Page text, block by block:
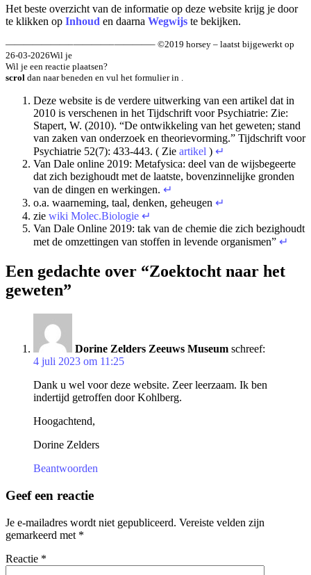
Het beste overzicht van de informatie op deze website krijg je door
te klikken op Inhoud en daarna Wegwijs te bekijken.
———————–————–————– ©2019 horsey – laatst bijgewerkt op
26-03-2026Wil je
Wil je een reactie plaatsen?
scrol dan naar beneden en vul het formulier in .
Deze website is de verdere uitwerking van een artikel dat in
2010 is verschenen in het Tijdschrift voor Psychiatrie: Zie:
Stapert, W. (2010). “De ontwikkeling van het geweten; stand
van zaken van onderzoek en theorievorming.” Tijdschrift voor
Psychiatrie 52(7): 433-443. ( Zie artikel ) ↵
Van Dale online 2019: Metafysica: deel van de wijsbegeerte
dat zich bezighoudt met de laatste, bovenzinnelijke gronden
van de dingen en werkingen. ↵
o.a. waar­ne­ming, taal, den­ken, geheugen ↵
zie wiki Molec.Biologie ↵
Van Dale Online 2019: tak van de che­mie die zich be­zig­houdt
met de om­zet­tin­gen van stof­fen in le­ven­de or­ga­nis­men” ↵
Een gedachte over “Zoektocht naar het
geweten”
Dorine Zelders Zeeuws Museum schreef:
4 juli 2023 om 11:25
Dank u wel voor deze website. Zeer leerzaam. Ik ben
indertijd getroffen door Kohlberg.
Hoogachtend,
Dorine Zelders
Beantwoorden
Geef een reactie
Je e-mailadres wordt niet gepubliceerd. Vereiste velden zijn
gemarkeerd met *
Reactie *